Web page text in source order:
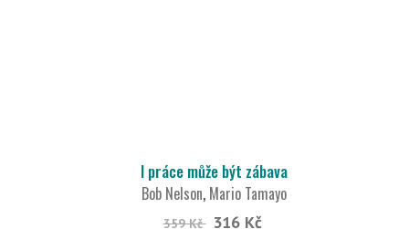
I práce může být zábava
Bob Nelson, Mario Tamayo
359 Kč 316 Kč